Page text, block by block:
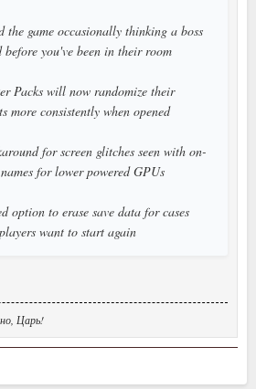
the game occasionally thinking a boss
before you've been in their room
Packs will now randomize their
more consistently when opened
for screen glitches seen with on-
for lower powered GPUs
option to erase save data for cases
want to start again
Царь!